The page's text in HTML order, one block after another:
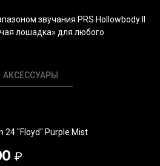
звучания PRS Hollowbody II
лошадка» для любого
АКСЕССУАРЫ
24 "Floyd" Purple Mist
₽